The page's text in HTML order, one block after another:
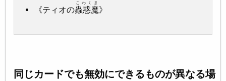
《ティオの蟲惑魔
こわくま
》
同じカードでも無効にできるものが異なる場